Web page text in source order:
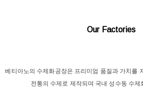
Our Factories
베티아노의 수제화공장은 프리미엄 품질과 가치를
전통의 수제로 제작되며 국내 성수동 수제